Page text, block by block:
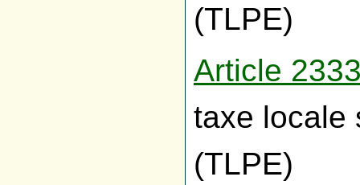
(TLPE)
Article
taxe locale
(TLPE)